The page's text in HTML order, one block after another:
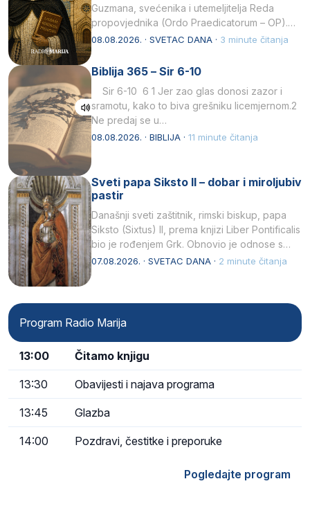
Guzmana, svećenika i utemeljitelja Reda
propovjednika (Ordo Praedicatorum – OP).
Svojim životom, dubokom ljubavlju prema
08.08.2026. · SVETAC DANA · 3 minute čitanja
Biblija 365 – Sir 6-10
Sir 6-10 6 1 Jer zao glas donosi zazor i
sramotu, kako to biva grešniku licemjernom.2
Ne predaj se u…
08.08.2026. · BIBLIJA · 11 minute čitanja
Sveti papa Siksto II – dobar i miroljubiv
pastir
Današnji sveti zaštitnik, rimski biskup, papa
Siksto (Sixtus) II, prema knjizi Liber Pontificalis
bio je rođenjem Grk. Obnovio je odnose s
afričkim…
07.08.2026. · SVETAC DANA · 2 minute čitanja
Program Radio Marija
13:00 Čitamo knjigu
13:30 Obavijesti i najava programa
13:45 Glazba
14:00 Pozdravi, čestitke i preporuke
Pogledajte program